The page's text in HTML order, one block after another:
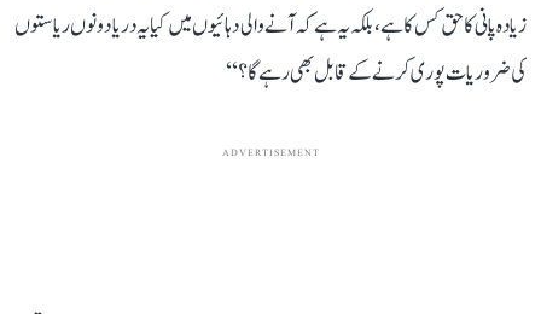
زیادہ پانی کا حق کس کا ہے، بلکہ یہ ہے کہ آنے والی دہائیوں میں کیا یہ دریا دونوں ریاستوں
کی ضروریات پوری کرنے کے قابل بھی رہے گا؟‘‘
ADVERTISEMENT